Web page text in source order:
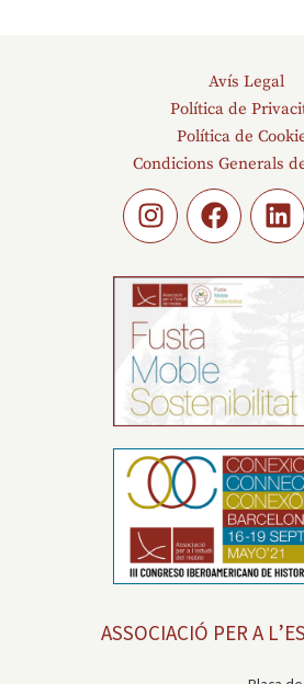
Avís Legal
Política de
Política de
Condicions Generals
ASSOCIACIÓ PER A